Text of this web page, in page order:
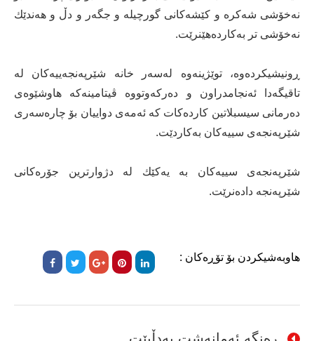
نەخۆشی شەكرە و كێشەكانی گورچیلە و جگەر و دڵ و هەندێك
نەخۆشی تر بەكاردەهێنرێت.
ڕونیشیكردەوە، توێژینەوە لەسەر خانە شێرپەنجەییەكان لە
تاقیگەدا ئەنجامدراون و دەركەوتووە ڤیتامینەكە هاوشێوەی
دەرمانی سیسبلاتین كاردەكات كە ئەمەی دواییان بۆ چارەسەری
شێرپەنجەی سییەكان بەكاردێت.
شێرپەنجەی سییەكان بە یەكێك لە دژوارترین جۆرەكانی
شێرپەنجە دادەنرێت.
هاوبەشیکردن بۆ تۆڕەکان :